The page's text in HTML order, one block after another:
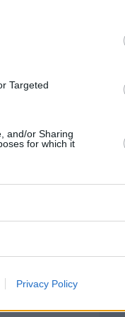
Targeted
and/or Sharing
for which it
Privacy Policy